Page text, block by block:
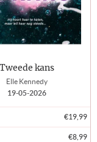
Tweede kans
Elle Kennedy
19-05-2026
€19,99
€8,99